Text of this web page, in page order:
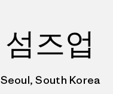
섬즈업
Seoul, South Korea